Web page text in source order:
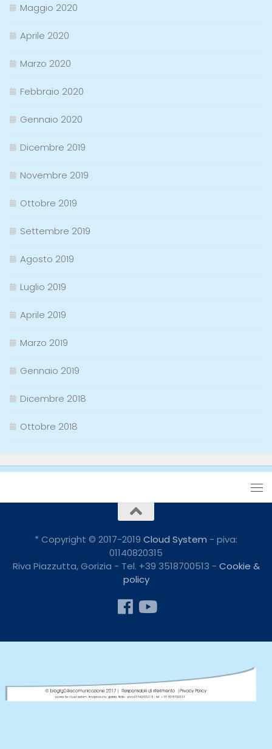
Maggio 2020
Aprile 2020
Marzo 2020
Febbraio 2020
Gennaio 2020
Dicembre 2019
Novembre 2019
Ottobre 2019
Settembre 2019
Agosto 2019
Luglio 2019
Aprile 2019
Marzo 2019
Gennaio 2019
Dicembre 2018
Ottobre 2018
* Copyright © 2017-2019 Cloud System - piva:
01140820315
Riva Piazzutta, Gorizia - Tel. +39 3518700513 - Cookie &
policy